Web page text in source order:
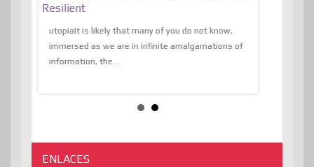
Resilient
utopiaIt is likely that many of you do not know,
immersed as we are in infinite amalgamations of
information, the...
ENLACES